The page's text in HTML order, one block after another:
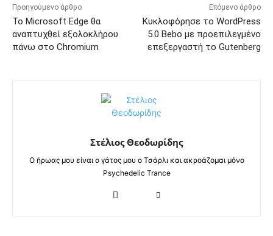
Προηγούμενο άρθρο
Το Microsoft Edge θα
αναπτυχθεί εξολοκλήρου
πάνω στο Chromium
Επόμενο άρθρο
Κυκλοφόρησε το WordPress
5.0 Bebo με προεπιλεγμένο
επεξεργαστή το Gutenberg
Στέλιος Θεοδωρίδης
Ο ήρωας μου είναι ο γάτος μου ο Τσάρλι και ακροάζομαι μόνο
Psychedelic Trance